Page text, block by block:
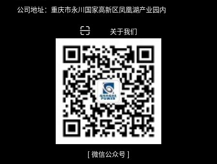
公司地址：重庆市永川国家高新区凤凰湖产业园内
关于我们
[ 微信公众号 ]